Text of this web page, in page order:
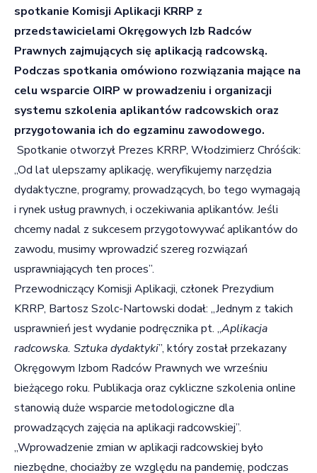
spotkanie Komisji Aplikacji KRRP z
przedstawicielami Okręgowych Izb Radców
Prawnych zajmujących się aplikacją radcowską.
Podczas spotkania omówiono rozwiązania mające na
celu wsparcie OIRP w prowadzeniu i organizacji
systemu szkolenia aplikantów radcowskich oraz
przygotowania ich do egzaminu zawodowego.
Spotkanie otworzył Prezes KRRP, Włodzimierz Chróścik:
„Od lat ulepszamy aplikację, weryfikujemy narzędzia
dydaktyczne, programy, prowadzących, bo tego wymagają
i rynek usług prawnych, i oczekiwania aplikantów. Jeśli
chcemy nadal z sukcesem przygotowywać aplikantów do
zawodu, musimy wprowadzić szereg rozwiązań
usprawniających ten proces”.
Przewodniczący Komisji Aplikacji, członek Prezydium
KRRP, Bartosz Szolc-Nartowski dodał: „Jednym z takich
usprawnień jest wydanie podręcznika pt. „Aplikacja
radcowska. Sztuka dydaktyki”, który został przekazany
Okręgowym Izbom Radców Prawnych we wrześniu
bieżącego roku. Publikacja oraz cykliczne szkolenia online
stanowią duże wsparcie metodologiczne dla
prowadzących zajęcia na aplikacji radcowskiej”.
„Wprowadzenie zmian w aplikacji radcowskiej było
niezbędne, chociażby ze względu na pandemię, podczas